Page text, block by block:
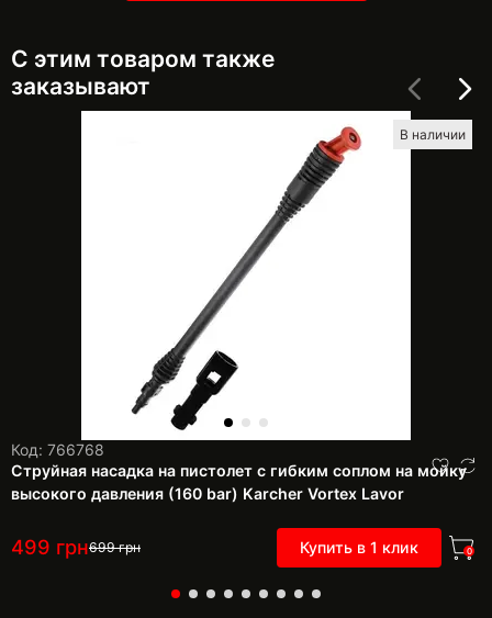
С этим товаром также
заказывают
В наличии
Код: 766768
Струйная насадка на пистолет с гибким соплом на мойку
высокого давления (160 bar) Karcher Vortex Lavor
499 грн699грн Купить в 1 клик 0